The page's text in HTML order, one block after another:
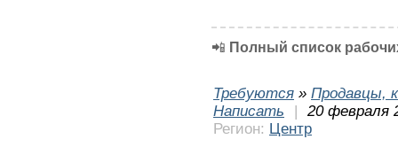
📲 Полный список
Требуются » Продавцы,
Написать
|
20 февраля
Регион: Центр